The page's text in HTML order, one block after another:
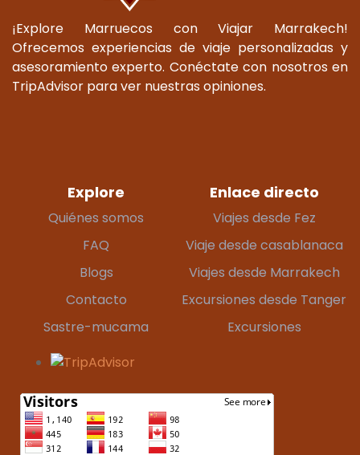
¡Explore Marruecos con Viajar Marrakech!
Ofrecemos experiencias de viaje personalizadas y
asesoramiento experto. Conéctate con nosotros en
TripAdvisor para ver nuestras opiniones.
Explore
Quiénes somos
FAQ
Blogs
Contacto
Sastre-mucama
Enlace directo
Viajes desde Fez
Viaje desde casablanaca
Viajes desde Marrakech
Excursiones desde Tanger
Excursiones